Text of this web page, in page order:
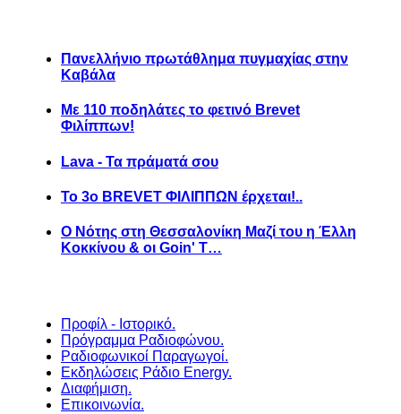
Πανελλήνιο πρωτάθλημα πυγμαχίας στην
Καβάλα
Με 110 ποδηλάτες το φετινό Brevet
Φιλίππων!
Lava - Τα πράματά σου
Το 3ο BREVET ΦΙΛΙΠΠΩΝ έρχεται!..
Ο Νότης στη Θεσσαλονίκη Μαζί του η Έλλη
Κοκκίνου & οι Goin' T…
Προφίλ - Ιστορικό.
Πρόγραμμα Ραδιοφώνου.
Ραδιοφωνικοί Παραγωγοί.
Εκδηλώσεις Ράδιο Energy.
Διαφήμιση.
Επικοινωνία.